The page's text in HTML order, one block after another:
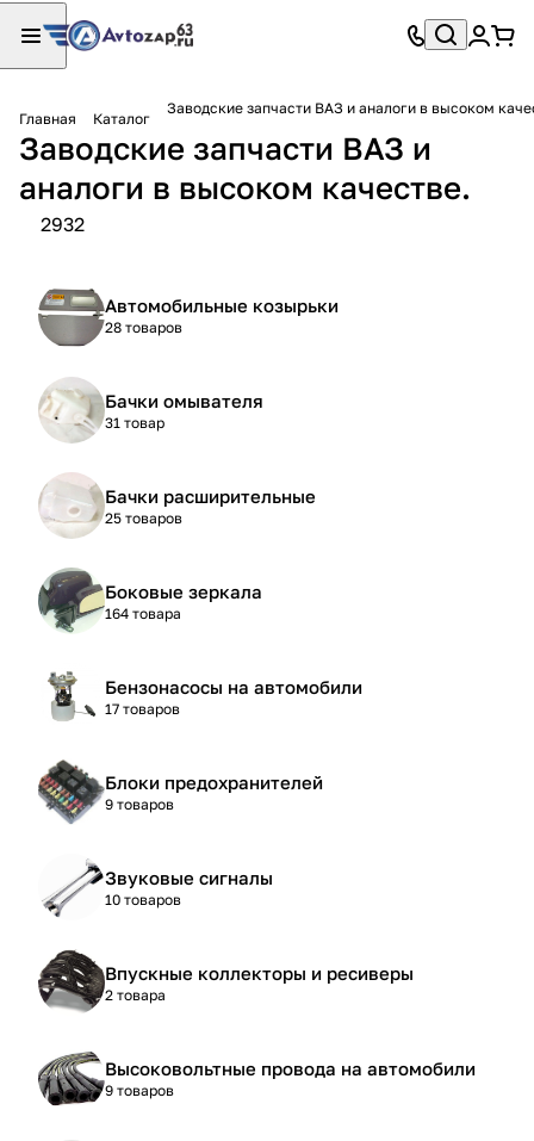
Главная Каталог
Заводские запчасти ВАЗ и аналоги в высоком
Заводские запчасти ВАЗ и
аналоги в высоком качестве.
2932
Автомобильные козырьки
28 товаров
Бачки омывателя
31 товар
Бачки расширительные
25 товаров
Боковые зеркала
164 товара
Бензонасосы на автомобили
17 товаров
Блоки предохранителей
9 товаров
Звуковые сигналы
10 товаров
Впускные коллекторы и ресиверы
2 товара
Высоковольтные провода на автомобили
9 товаров